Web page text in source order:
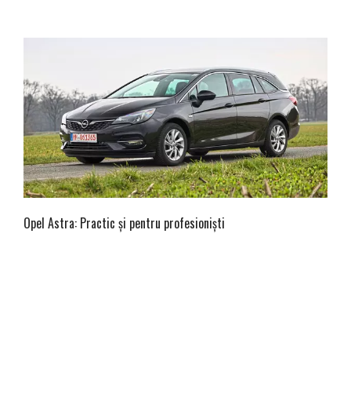
Opel Astra: Practic și pentru profesioniști